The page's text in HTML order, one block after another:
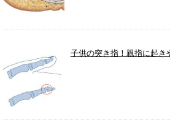
子供の突き指！親指に起き